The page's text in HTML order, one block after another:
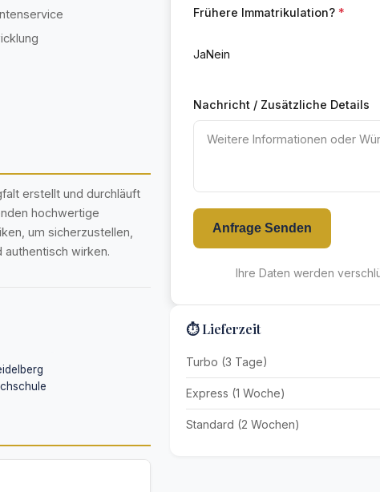
Frühere Immatrikulation? *
JaNein
Nachricht / Zusätzliche Details
Anfrage Senden
Ihre Daten werden
⏱️ Lieferzeit
Turbo (3 Tage)
Express (1 Woche)
Standard (2 Wochen)
erstellt und durchläuft
hochwertige
um sicherzustellen,
wirken.